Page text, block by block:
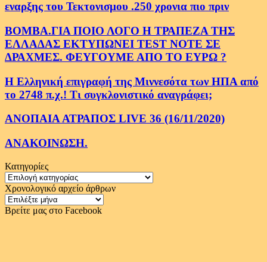
εναρξης του Τεκτονισμου .250 χρονια πιο πριν
ΒΟΜΒΑ.ΓΙΑ ΠΟΙΟ ΛΟΓΟ Η ΤΡΑΠΕΖΑ ΤΗΣ
ΕΛΛΑΔΑΣ ΕΚΤΥΠΩΝΕΙ TEST NOTE ΣΕ
ΔΡΑΧΜΕΣ. ΦΕΥΓΟΥΜΕ ΑΠΟ ΤΟ ΕΥΡΩ ?
Η Ελληνική επιγραφή της Μιννεσότα των ΗΠΑ από
το 2748 π.χ.! Τι συγκλονιστικό αναγράφει;
ΑΝΟΠΑΙΑ ΑΤΡΑΠΟΣ LIVE 36 (16/11/2020)
ΑΝΑΚΟΙΝΩΣΗ.
Κατηγορίες
Κατηγορίες
Χρονολογικό αρχείο άρθρων
Χρονολογικό
αρχείο
Βρείτε μας στο Facebook